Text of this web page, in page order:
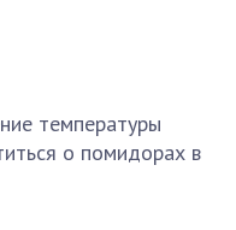
температуры
о помидорах в